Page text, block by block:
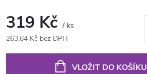
319 Kč / ks
263,64 Kč bez DPH
VLOŽIT DO KOŠÍKU